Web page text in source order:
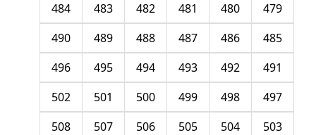
479
480
481
482
483
484
485
486
487
488
489
490
491
492
493
494
495
496
497
498
499
500
501
502
503
504
505
506
507
508